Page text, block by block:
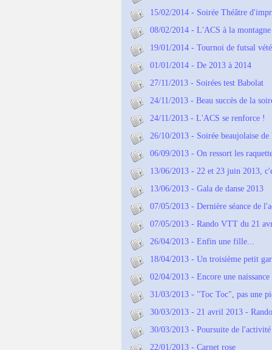
15/02/2014 - Soirée Théâtre
08/02/2014 - L'ACS à la montagne
19/01/2014 - Tournoi de futsal
01/01/2014 - De 2013 à 2014
27/11/2013 - Soirées test Babolat
24/11/2013 - Beau succès de la
24/11/2013 - L'ACS se renforce !
26/10/2013 - Soirée beaujolaise
06/09/2013 - On ressort les
13/06/2013 - 22 et 23 juin 2013,
13/06/2013 - Gala de danse 2013
07/05/2013 - Dernière séance de
07/05/2013 - Rando VTT du 21
26/04/2013 - Enfin une fille...
18/04/2013 - Un troisième petit
02/04/2013 - Encore une
31/03/2013 - "Toc Toc", pas une
30/03/2013 - 21 avril 2013 -
30/03/2013 - Poursuite de l'activité
22/01/2013 - Carnet rose